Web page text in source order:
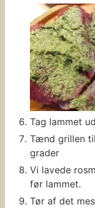
Tag lammet
Tænd grillen
grader
Vi lavede
før lammet.
Tør af det